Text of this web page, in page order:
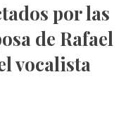
por las
de Rafael
vocalista